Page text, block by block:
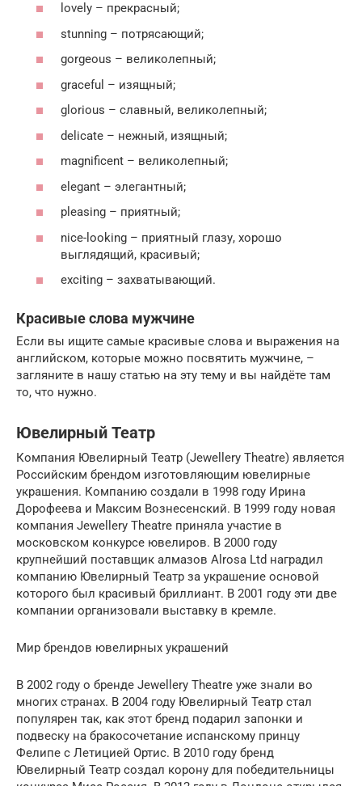
lovely – прекрасный;
stunning – потрясающий;
gorgeous – великолепный;
graceful – изящный;
glorious – славный, великолепный;
delicate – нежный, изящный;
magnificent – великолепный;
elegant – элегантный;
pleasing – приятный;
nice-looking – приятный глазу, хорошо
выглядящий, красивый;
exciting – захватывающий.
Красивые слова мужчине
Если вы ищите самые красивые слова и выражения на
английском, которые можно посвятить мужчине, –
загляните в нашу статью на эту тему и вы найдёте там
то, что нужно.
Ювелирный Театр
Компания Ювелирный Театр (Jewellery Theatre) является
Российским брендом изготовляющим ювелирные
украшения. Компанию создали в 1998 году Ирина
Дорофеева и Максим Вознесенский. В 1999 году новая
компания Jewellery Theatre приняла участие в
московском конкурсе ювелиров. В 2000 году
крупнейший поставщик алмазов Alrosa Ltd наградил
компанию Ювелирный Театр за украшение основой
которого был красивый бриллиант. В 2001 году эти две
компании организовали выставку в кремле.
Мир брендов ювелирных украшений
В 2002 году о бренде Jewellery Theatre уже знали во
многих странах. В 2004 году Ювелирный Театр стал
популярен так, как этот бренд подарил запонки и
подвеску на бракосочетание испанскому принцу
Фелипе с Летицией Ортис. В 2010 году бренд
Ювелирный Театр создал корону для победительницы